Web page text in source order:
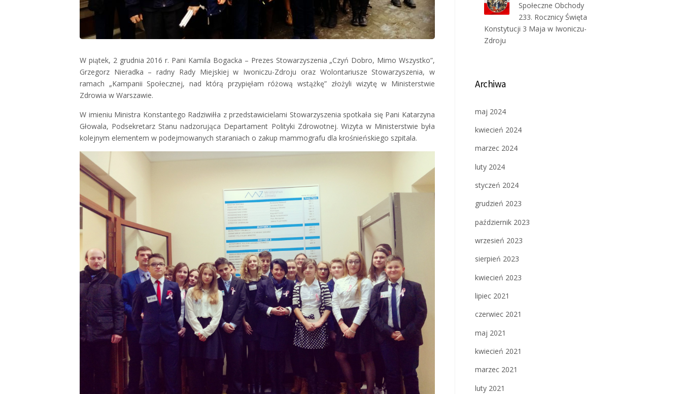
W piątek, 2 grudnia 2016 r. Pani Kamila Bogacka – Prezes Stowarzyszenia „Czyń Dobro, Mimo Wszystko”,
Grzegorz Nieradka – radny Rady Miejskiej w Iwoniczu-Zdroju oraz Wolontariusze Stowarzyszenia, w
ramach „Kampanii Społecznej, nad którą przypięłam różową wstążkę” złożyli wizytę w Ministerstwie
Zdrowia w Warszawie.
W imieniu Ministra Konstantego Radziwiłła z przedstawicielami Stowarzyszenia spotkała się Pani Katarzyna
Głowala, Podsekretarz Stanu nadzorująca Departament Polityki Zdrowotnej. Wizyta w Ministerstwie była
kolejnym elementem w podejmowanych staraniach o zakup mammografu dla krośnieńskiego szpitala.
Społeczne Obchody
233. Rocznicy Święta
Konstytucji 3 Maja w Iwoniczu-
Zdroju
Archiwa
maj 2024
kwiecień 2024
marzec 2024
luty 2024
styczeń 2024
grudzień 2023
październik 2023
wrzesień 2023
sierpień 2023
kwiecień 2023
lipiec 2021
czerwiec 2021
maj 2021
kwiecień 2021
marzec 2021
luty 2021